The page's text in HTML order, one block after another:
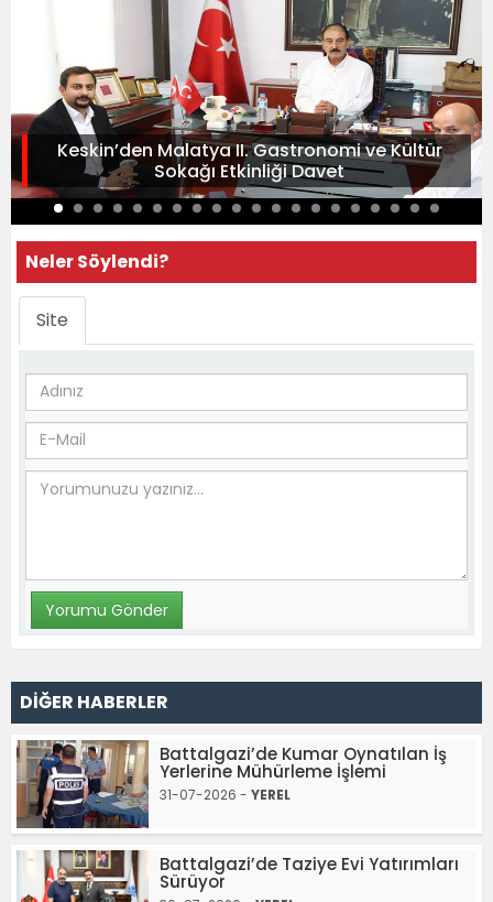
Keskin’den Malatya II. Gastronomi ve Kültür
Sokağı Etkinliği Davet
Neler Söylendi?
Site
DİĞER HABERLER
Battalgazi’de Kumar Oynatılan İş
Yerlerine Mühürleme İşlemi
31-07-2026 - YEREL
Battalgazi’de Taziye Evi Yatırımları
Sürüyor